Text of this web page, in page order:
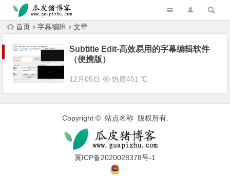
跳转到主内容
首页 字幕编辑 文章
Subtitle Edit-高效易用的字幕编辑软件
（便携版）
12月05日 热度451 ℃
Copyright © 站点名称 版权所有.
冀ICP备2020028378号-1